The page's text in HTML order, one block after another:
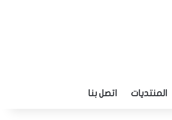
المنتديات اتصل بنا